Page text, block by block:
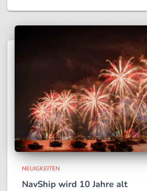
NEUIGKEITEN
NavShip wird 10 Jahre alt